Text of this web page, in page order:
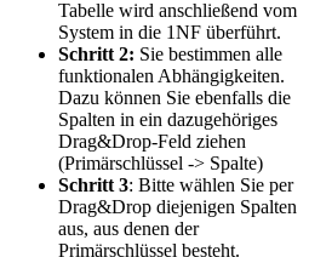
Tabelle wird anschließend vom
System in die 1NF überführt.
Schritt 2: Sie bestimmen alle
funktionalen Abhängigkeiten.
Dazu können Sie ebenfalls die
Spalten in ein dazugehöriges
Drag&Drop-Feld ziehen
(Primärschlüssel -> Spalte)
Schritt 3: Bitte wählen Sie per
Drag&Drop diejenigen Spalten
aus, aus denen der
Primärschlüssel besteht.